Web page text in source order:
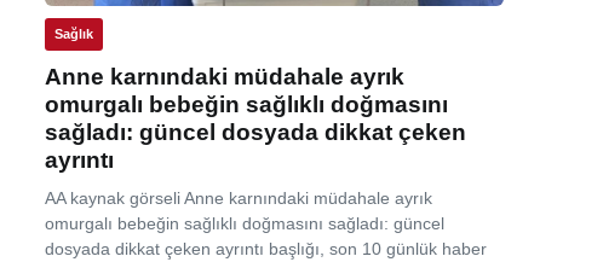
Sağlık
Anne karnındaki müdahale ayrık
omurgalı bebeğin sağlıklı doğmasını
sağladı: güncel dosyada dikkat çeken
ayrıntı
AA kaynak görseli Anne karnındaki müdahale ayrık
omurgalı bebeğin sağlıklı doğmasını sağladı: güncel
dosyada dikkat çeken ayrıntı başlığı, son 10 günlük haber